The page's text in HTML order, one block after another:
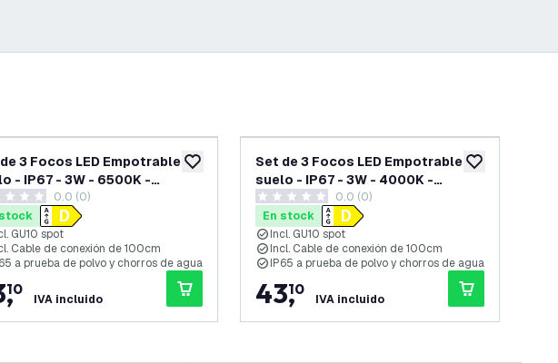
añadir a lista de deseos
3 Focos LED Empotrable en
- IP67 - 3W - 6500K -
- Cable de 1 metro -
Inox
de puntuación
0.0 (0)
GU10 spot
Cable de conexión de 100cm
a prueba de polvo y chorros de agua
,
10
IVA incluido
añadir a lista
Set de 3 Focos LED Empotrable en
suelo - IP67 - 3W - 4000K -
Redondo - Cable de 1 metro -
Acero Inox
0 estrellas de puntuación
0.0 (0)
En stock
Incl. GU10 spot
Incl. Cable de conexión de 100cm
IP65 a prueba de polvo y chorros de agua
43,
10
IVA incluido